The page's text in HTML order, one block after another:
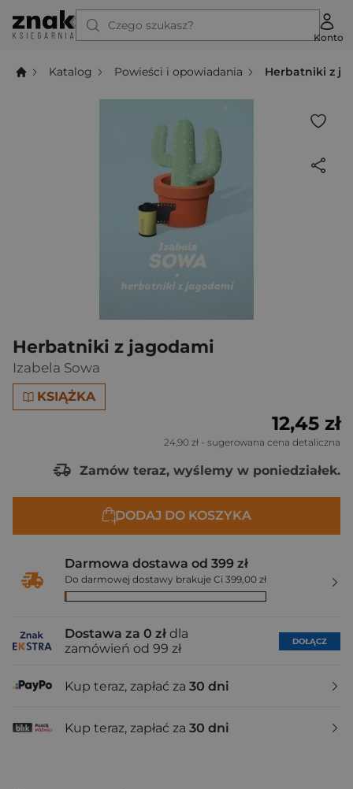
Czego szukasz?
Konto
Katalog Powieści i opowiadania Herbatniki z
Herbatniki z jagodami
Izabela Sowa
KSIĄŻKA
12,45 zł
24,90 zł - sugerowana cena detaliczna
Zamów teraz, wyślemy w poniedziałek.
DODAJ DO KOSZYKA
Darmowa dostawa od 399 zł
Do darmowej dostawy brakuje Ci 399,00 zł
Dostawa za 0 zł dla
zamówień od 99 zł
DOŁĄCZ
Kup teraz, zapłać za 30 dni
Kup teraz, zapłać za 30 dni